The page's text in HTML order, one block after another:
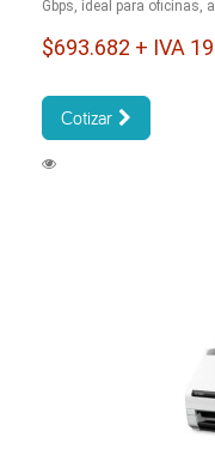
Gbps, ideal para oficinas,
$693.682 + IVA
Cotizar